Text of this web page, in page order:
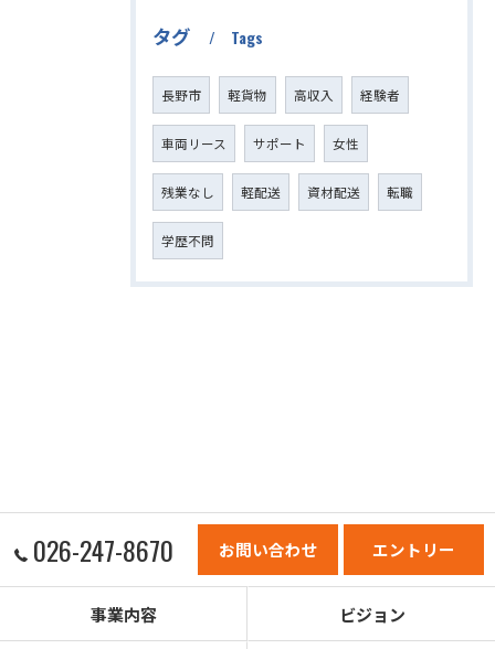
タグ Tags
長野市 軽貨物 高収入 経験者
車両リース サポート 女性
残業なし 軽配送 資材配送 転職
学歴不問
026-247-8670 お問い合わせ エントリー
事業内容 ビジョン